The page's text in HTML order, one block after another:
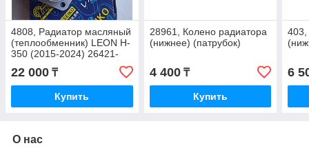
4808, Радиатор масляный
(теплообменник) LEON H-
350 (2015-2024) 26421-
4A700 EX
22 000 ₸
Купить
28961, Колено радиатора
(нижнее) (патрубок)
4 400₸
Купить
403,
6
О нас